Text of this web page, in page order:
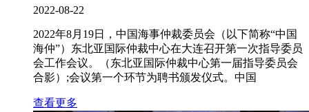
2022-08-22
2022年8月19日，中国海事仲裁委员会（以下简称“中国
海仲”）东北亚国际仲裁中心在大连召开第一次指导委员
会工作会议。（东北亚国际仲裁中心第一届指导委员会
合影）;会议第一个环节为聘书颁发仪式。中国
查看更多